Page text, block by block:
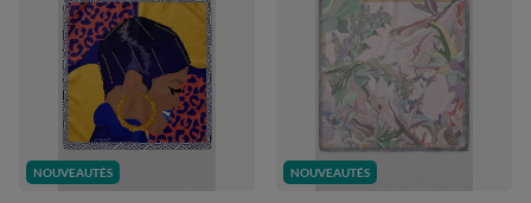
NOUVEAUTÉS NOUVEAUTÉS